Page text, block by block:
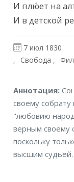
И плю́ет на
И в детской
7 июл 1830
Свобода
Аннотация:
своему собрату
"любовию
верным своему
поскольку
высшим судьей.